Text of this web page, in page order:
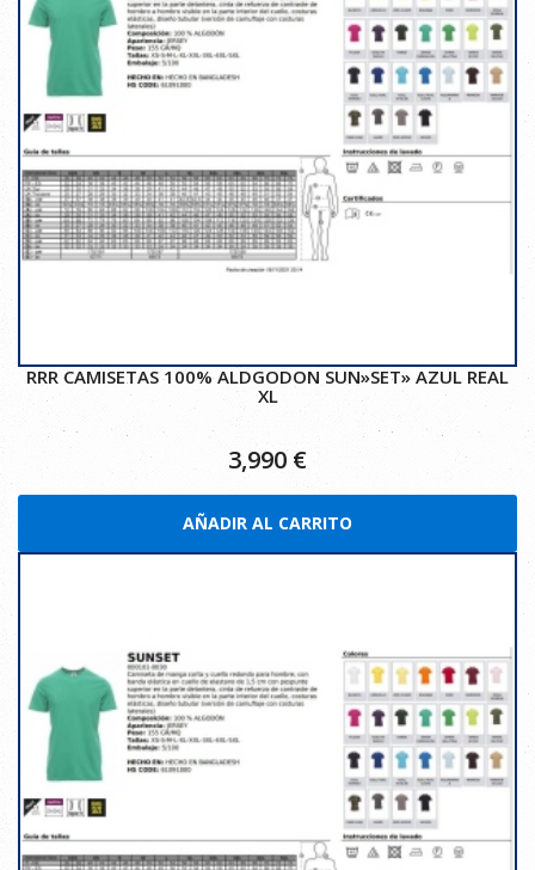
RRR CAMISETAS 100% ALDGODON SUN»SET» AZUL REAL
XL
3,990€
AÑADIR AL CARRITO